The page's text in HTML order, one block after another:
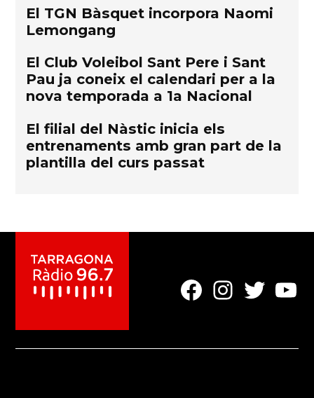
El TGN Bàsquet incorpora Naomi
Lemongang
El Club Voleibol Sant Pere i Sant
Pau ja coneix el calendari per a la
nova temporada a 1a Nacional
El filial del Nàstic inicia els
entrenaments amb gran part de la
plantilla del curs passat
ElementElementElement